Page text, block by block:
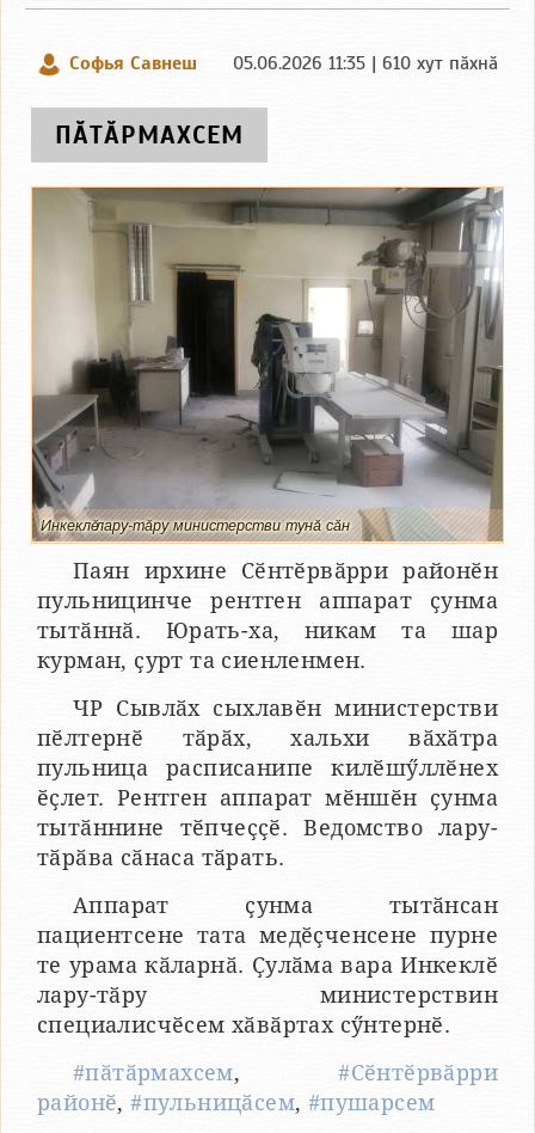
Софья Савнеш 05.06.2026 11:35 | 610 хут пӑхнӑ
ПӐТӐРМАХСЕМ
Инкеклӗ лару-тӑру министерстви тунӑ сӑн
Паян ирхине Сӗнтӗрвӑрри районӗн
пульницинче рентген аппарат ҫунма
тытӑннӑ. Юрать-ха, никам та шар
курман, ҫурт та сиенленмен.
ЧР Сывлӑх сыхлавӗн министерстви
пӗлтернӗ тӑрӑх, хальхи вӑхӑтра
пульница расписанипе килӗшӳллӗнех
ӗҫлет. Рентген аппарат мӗншӗн ҫунма
тытӑннине тӗпчеҫҫӗ. Ведомство лару-
тӑрӑва сӑнаса тӑрать.
Аппарат ҫунма тытӑнсан
пациентсене тата медӗҫченсене пурне
те урама кӑларнӑ. Ҫулӑма вара Инкеклӗ
лару-тӑру министерствин
специалисчӗсем хӑвӑртах сӳнтернӗ.
#пӑтӑрмахсем,#Сӗнтӗрвӑрри
районӗ,#пульницӑсем, #пушарсем